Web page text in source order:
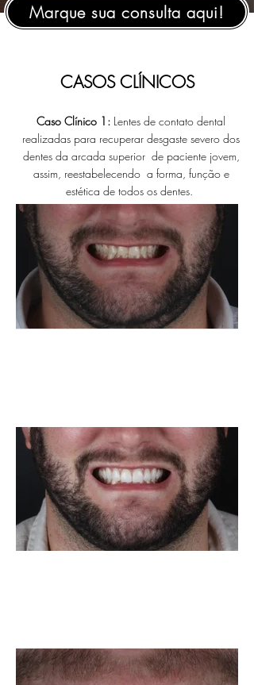
Marque sua consulta aqui!
CASOS CLÍNICOS
Caso Clínico 1: Lentes de contato dental
realizadas para recuperar desgaste severo dos
dentes da arcada superior de paciente jovem,
assim, reestabelecendo a forma, função e
estética de todos os dentes.